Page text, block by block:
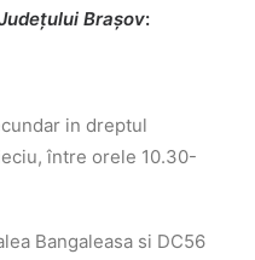
Brașov:
in dreptul
între orele 10.30-
Bangaleasa si DC56